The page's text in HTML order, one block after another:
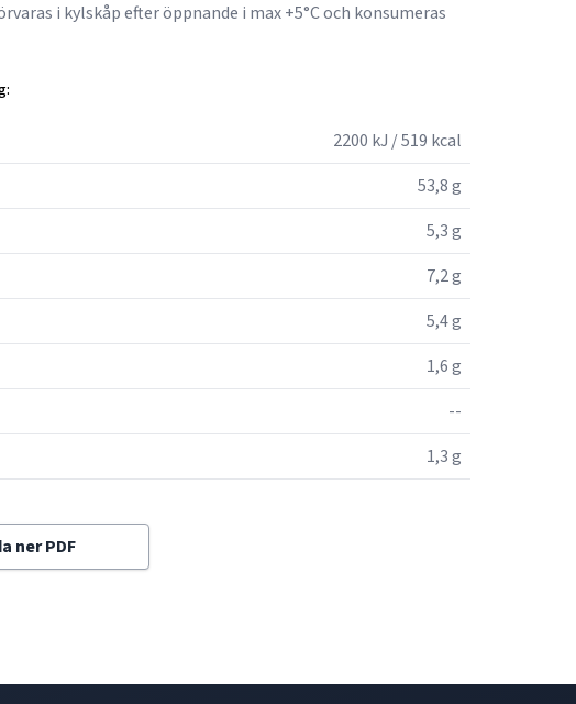
i kylskåp efter öppnande i max +5°C och konsumeras
2200 kJ / 519 kcal
53,8 g
5,3 g
7,2 g
5,4 g
1,6 g
--
1,3 g
ner PDF